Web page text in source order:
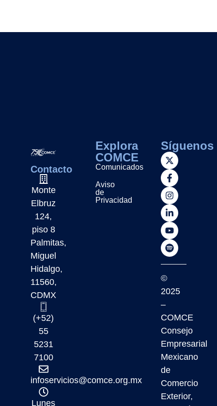
Contacto
Monte
Elbruz
124,
piso 8
Palmitas,
Miguel
Hidalgo,
11560,
CDMX
(+52)
55
5231
7100
infoservicios@comce.org.mx
Lunes
Explora
COMCE
Comunicados
Aviso
de
Privacidad
Síguenos
©
2025
–
COMCE
Consejo
Empresarial
Mexicano
de
Comercio
Exterior,